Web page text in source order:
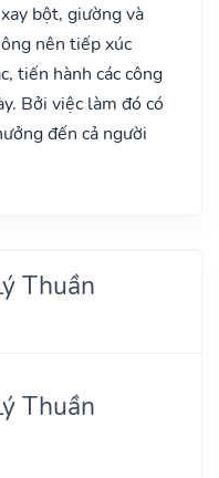
bột, giường và
nên tiếp xúc
tiến hành các công
Bởi việc làm đó có
đến cả người
Thuần
Thuần